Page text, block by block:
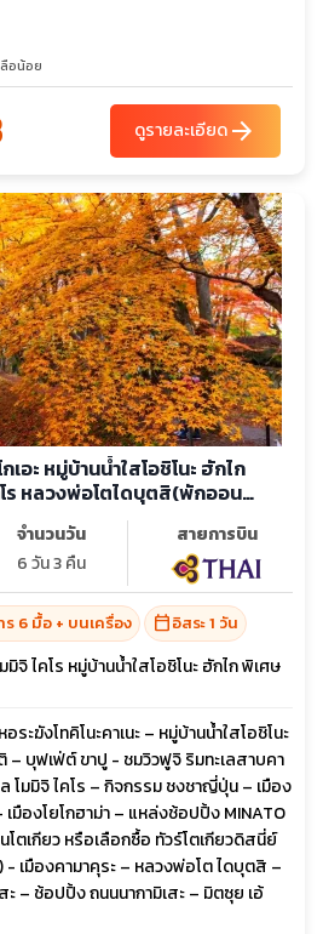
อน้อย
ดูรายละเอียดarrow_forward
อะ หมู่บ้านน้ำใสโอชิโนะ ฮักไก
โร หลวงพ่อโตไดบุตสิ(พักออน
จำนวนวัน
6 วัน 3 คืน
สายการบิน
ร 6 มื้อ + บนเครื่อง calendar_todayอิสระ 1 วัน
มิจิ ไคโร หมู่บ้านน้ำใสโอชิโนะ ฮักไก พิเศษ
อระฆังโทคิโนะคาเนะ – หมู่บ้านน้ำใสโอชิโนะ
– บุฟเฟ่ต์ ขาปู - ชมวิวฟูจิ ริมทะเลสาบคา
ล โมมิจิ ไคโร – กิจกรรม ชงชาญี่ปุ่น – เมือง
เมืองโยโกฮาม่า – แหล่งช้อปปิ้ง MINATO
โตเกียว หรือเลือกซื้อ ทัวร์โตเกียวดิสนี่ย์
- เมืองคามาคุระ – หลวงพ่อโต ไดบุตสิ –
ะ – ช้อปปิ้ง ถนนนากามิเสะ – มิตซุย เอ้